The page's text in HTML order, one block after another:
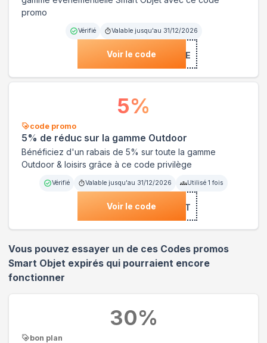
promo
Vérifié Valable jusqu'au 31/12/2026
Voir le code***1EVE
code promo
5% de réduc sur la gamme Outdoor
Bénéficiez d'un rabais de 5% sur toute la gamme
Outdoor & loisirs grâce à ce code privilège
Vérifié Valable jusqu'au 31/12/2026 Utilisé 1 fois
Voir le code***1OUT
5%
Vous pouvez essayer un de ces Codes promos
Smart Objet expirés qui pourraient encore
fonctionner
bon plan
30%